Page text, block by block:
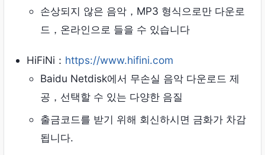
손상되지 않은 음악，MP3 형식으로만 다운로
드，온라인으로 들을 수 있습니다
HiFiNi： https://www.hifini.com
Baidu Netdisk에서 무손실 음악 다운로드 제
공，선택할 수 있는 다양한 음질
출금코드를 받기 위해 회신하시면 금화가 차감
됩니다.